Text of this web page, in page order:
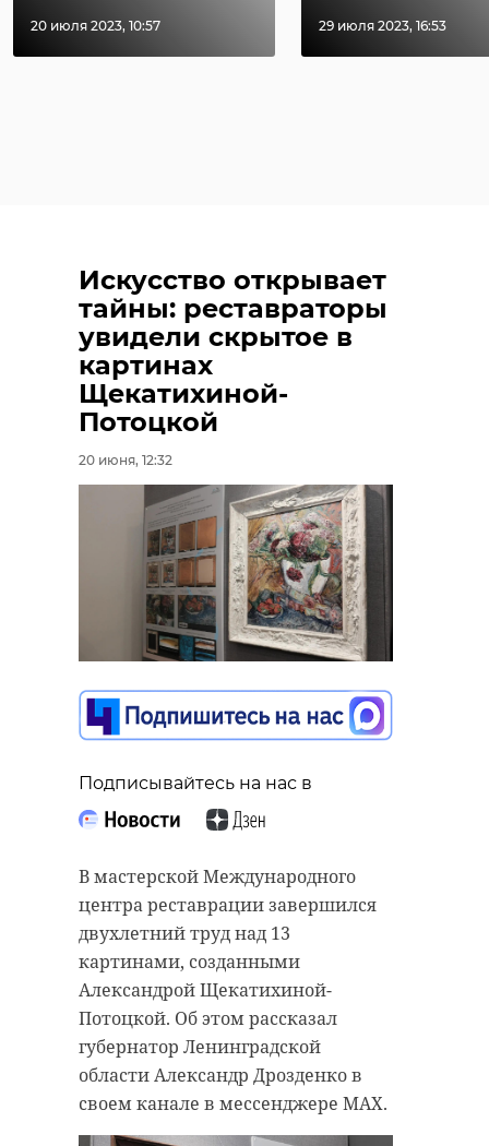
20 июля 2023, 10:57 29 июля 2023, 16:53
Искусство открывает
тайны: реставраторы
увидели скрытое в
картинах
Щекатихиной-
Потоцкой
20 июня, 12:32
Подписывайтесь на нас в
В мастерской Международного
центра реставрации завершился
двухлетний труд над 13
картинами, созданными
Александрой Щекатихиной-
Потоцкой. Об этом рассказал
губернатор Ленинградской
области Александр Дрозденко в
своем канале в мессенджере MAX.